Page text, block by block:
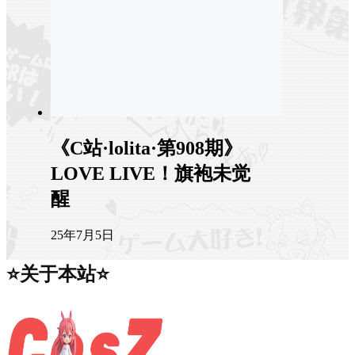
《C站·lolita·第908期》
LOVE LIVE！旗袍未觉
醒
25年7月5日
⭐关于本站⭐